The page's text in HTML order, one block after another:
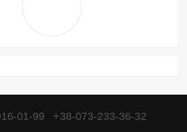
01-99 +38-073-233-36-32